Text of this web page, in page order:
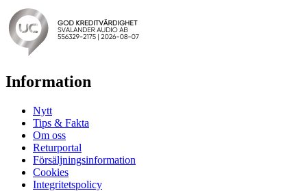
Information
Nytt
Tips & Fakta
Om oss
Returportal
Försäljningsinformation
Cookies
Integritetspolicy